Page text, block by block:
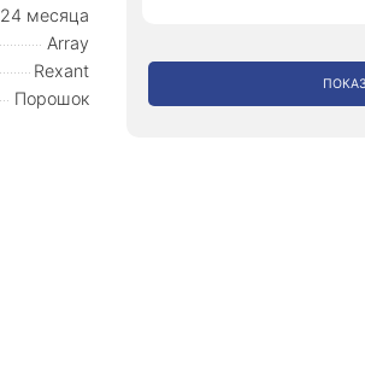
24 месяца
Array
Rexant
Порошок